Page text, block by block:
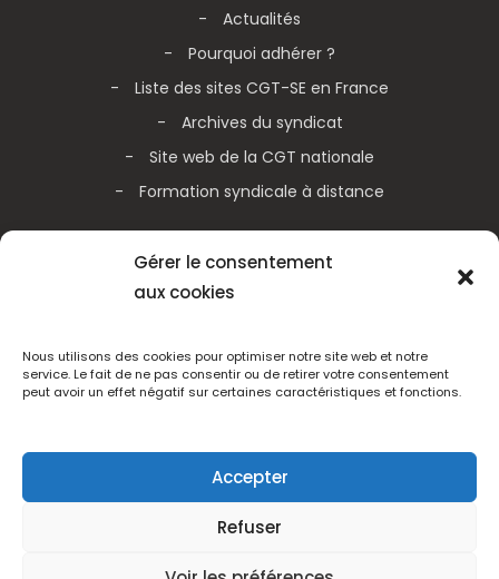
Gérer le consentement
aux cookies
Nous utilisons des cookies pour optimiser notre site web et notre
service. Le fait de ne pas consentir ou de retirer votre consentement
peut avoir un effet négatif sur certaines caractéristiques et fonctions.
Accepter
Refuser
Actualités
Pourquoi adhérer ?
Liste des sites CGT-SE en France
Archives du syndicat
Site web de la CGT nationale
Formation syndicale à distance
Galerie vidéos
Actualités de la CGT nationale
Actualités de la CGT Métallurgie
CGT Schneider Electric France - Tous droits réservés 2005 -